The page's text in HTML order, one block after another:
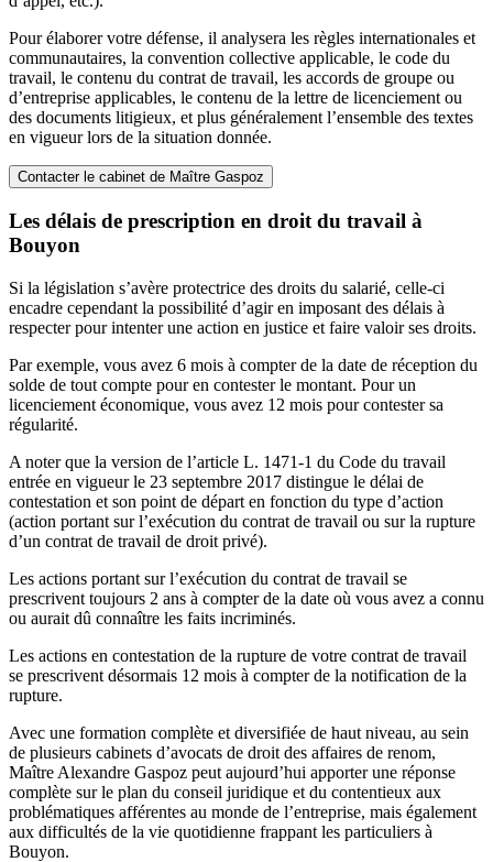
Pour élaborer votre défense, il analysera les règles internationales et
communautaires, la convention collective applicable, le code du
travail, le contenu du contrat de travail, les accords de groupe ou
d’entreprise applicables, le contenu de la lettre de licenciement ou
des documents litigieux, et plus généralement l’ensemble des textes
en vigueur lors de la situation donnée.
Contacter le cabinet de Maître Gaspoz
Les délais de prescription en droit du travail à
Bouyon
Si la législation s’avère protectrice des droits du salarié, celle-ci
encadre cependant la possibilité d’agir en imposant des délais à
respecter pour intenter une action en justice et faire valoir ses droits.
Par exemple, vous avez 6 mois à compter de la date de réception du
solde de tout compte pour en contester le montant. Pour un
licenciement économique, vous avez 12 mois pour contester sa
régularité.
A noter que la version de l’article L. 1471-1 du Code du travail
entrée en vigueur le 23 septembre 2017 distingue le délai de
contestation et son point de départ en fonction du type d’action
(action portant sur l’exécution du contrat de travail ou sur la rupture
d’un contrat de travail de droit privé).
Les actions portant sur l’exécution du contrat de travail se
prescrivent toujours 2 ans à compter de la date où vous avez a connu
ou aurait dû connaître les faits incriminés.
Les actions en contestation de la rupture de votre contrat de travail
se prescrivent désormais 12 mois à compter de la notification de la
rupture.
Avec une formation complète et diversifiée de haut niveau, au sein
de plusieurs cabinets d’avocats de droit des affaires de renom,
Maître Alexandre Gaspoz peut aujourd’hui apporter une réponse
complète sur le plan du conseil juridique et du contentieux aux
problématiques afférentes au monde de l’entreprise, mais également
aux difficultés de la vie quotidienne frappant les particuliers à
Bouyon.